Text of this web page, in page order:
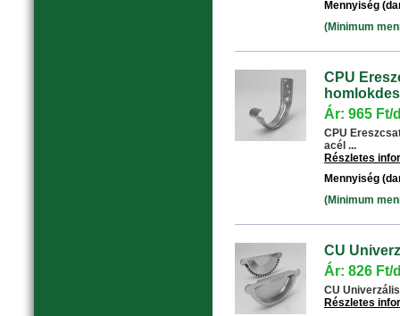
Mennyiség
(Minimum
CPU
Ár: 965 Ft/
CPU
acél ...
Részletes
Mennyiség
(Minimum
CU
Ár: 826 Ft/
CU
Részletes